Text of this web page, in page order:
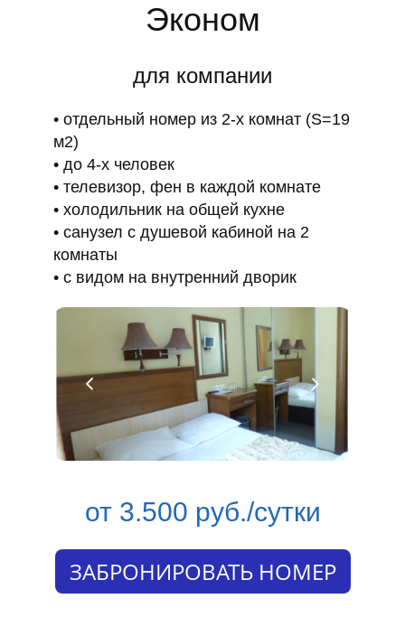
Эконом
для компании
отдельный номер из 2-х комнат (S=19
м2)
до 4-х человек
телевизор, фен в каждой комнате
холодильник на общей кухне
санузел с душевой кабиной на 2
комнаты
с видом на внутренний дворик
от 3.500 руб./сутки
ЗАБРОНИРОВАТЬ НОМЕР